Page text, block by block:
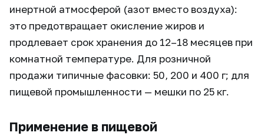
инертной атмосферой (азот вместо воздуха):
это предотвращает окисление жиров и
продлевает срок хранения до 12–18 месяцев при
комнатной температуре. Для розничной
продажи типичные фасовки: 50, 200 и 400 г; для
пищевой промышленности — мешки по 25 кг.
Применение в пищевой